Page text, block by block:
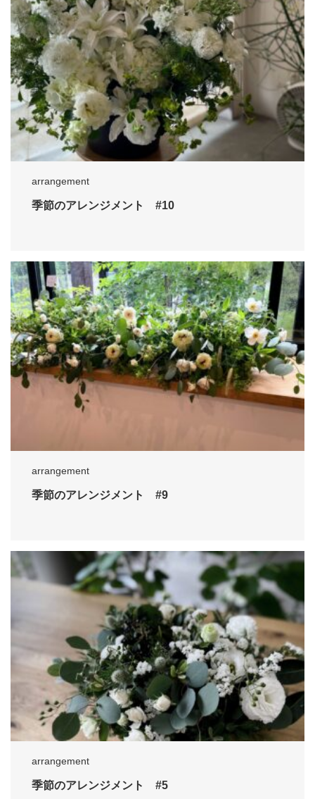
arrangement
季節のアレンジメント #10
arrangement
季節のアレンジメント #9
arrangement
季節のアレンジメント #5